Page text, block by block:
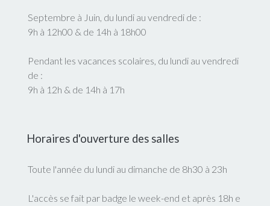
Septembre à Juin, du lundi au vendredi de :
9h à 12h00 & de 14h à 18h00
Pendant les vacances scolaires, du lundi au vendredi
de :
9h à 12h & de 14h à 17h
Horaires d'ouverture des salles
Toute l'année du lundi au dimanche de 8h30 à 23h
L'accès se fait par badge le week-end et après 18h e